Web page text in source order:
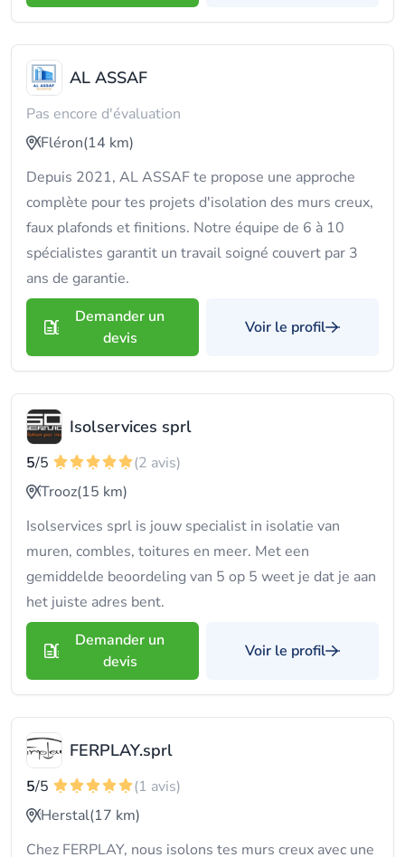
AL ASSAF
Pas encore d'évaluation
Fléron(14 km)
Depuis 2021, AL ASSAF te propose une approche
complète pour tes projets d'isolation des murs creux,
faux plafonds et finitions. Notre équipe de 6 à 10
spécialistes garantit un travail soigné couvert par 3
ans de garantie.
Demander un
devis
Voir le profil
Isolservices sprl
5/5
(2 avis)
Trooz(15 km)
Isolservices sprl is jouw specialist in isolatie van
muren, combles, toitures en meer. Met een
gemiddelde beoordeling van 5 op 5 weet je dat je aan
het juiste adres bent.
Demander un
devis
Voir le profil
FERPLAY.sprl
5/5
(1 avis)
Herstal(17 km)
Chez FERPLAY, nous isolons tes murs creux avec une